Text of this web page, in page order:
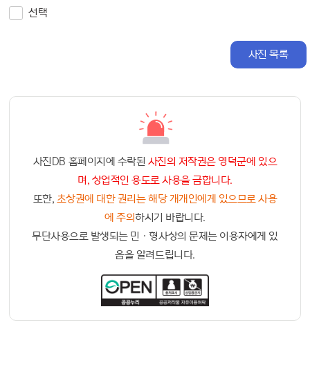
선택
사진 목록
사진DB 홈페이지에 수락된 사진의 저작권은 영덕군에 있으
며, 상업적인 용도로 사용을 금합니다.
또한, 초상권에 대한 권리는 해당 개개인에게 있으므로 사용
에 주의 하시기 바랍니다.
무단사용으로 발생되는 민ㆍ형사상의 문제는 이용자에게 있
음을 알려드립니다.